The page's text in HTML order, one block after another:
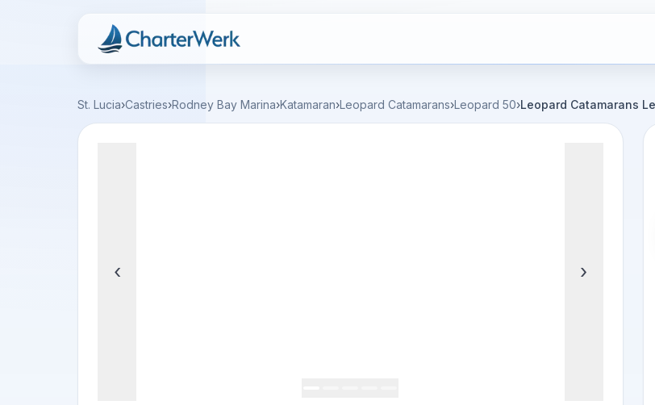
Charterwerk
St. Lucia›Castries›Rodney Bay Marina›Katamaran›Leopard Catamarans›Leopard 50›Leopard Catamarans
‹ ›